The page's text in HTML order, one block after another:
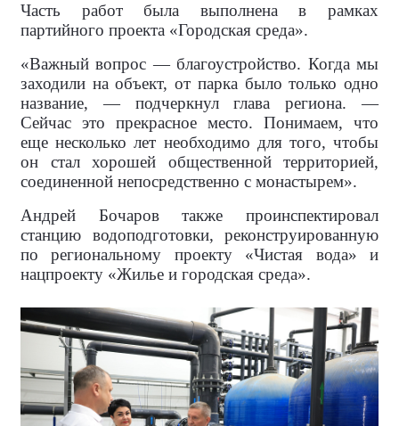
Часть работ была выполнена в рамках
партийного проекта «Городская среда».
«Важный вопрос — благоустройство. Когда мы
заходили на объект, от парка было только одно
название, — подчеркнул глава региона. —
Сейчас это прекрасное место. Понимаем, что
еще несколько лет необходимо для того, чтобы
он стал хорошей общественной территорией,
соединенной непосредственно с монастырем».
Андрей Бочаров также проинспектировал
станцию водоподготовки, реконструированную
по региональному проекту «Чистая вода» и
нацпроекту «Жилье и городская среда».